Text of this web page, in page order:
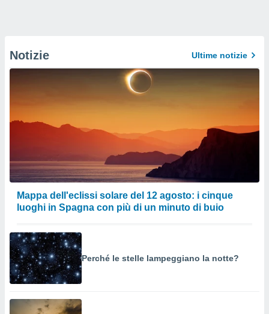
Notizie Ultime notizie
Mappa dell'eclissi solare del 12 agosto: i cinque
luoghi in Spagna con più di un minuto di buio
Perché le stelle lampeggiano la notte?